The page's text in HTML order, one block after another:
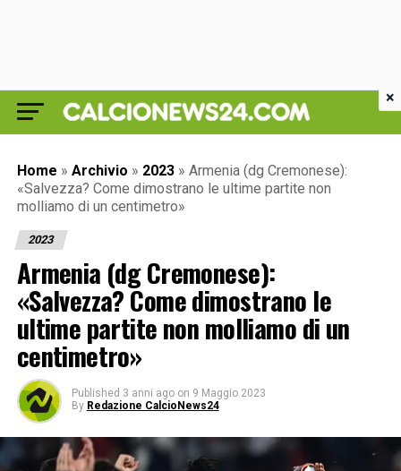
Home » Archivio » 2023 » Armenia (dg Cremonese):
«Salvezza? Come dimostrano le ultime partite non
molliamo di un centimetro»
2023
Armenia (dg Cremonese):
«Salvezza? Come dimostrano le
ultime partite non molliamo di un
centimetro»
Published 3 anni ago on 9 Maggio 2023
By Redazione CalcioNews24
×